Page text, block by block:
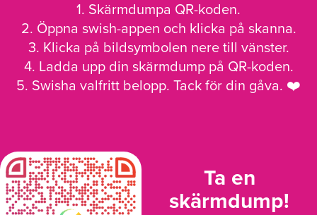
1. Skärmdumpa QR-koden.
2. Öppna swish-appen och klicka på skanna.
3. Klicka på bildsymbolen nere till vänster.
4. Ladda upp din skärmdump på QR-koden.
5. Swisha valfritt belopp. Tack för din gåva. ❤️
Ta en
skärmdump!